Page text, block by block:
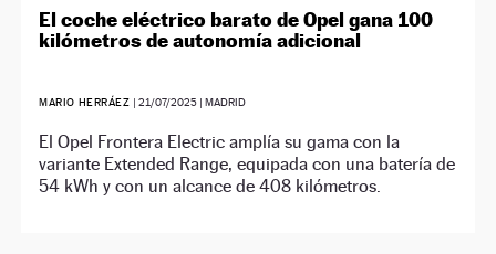
El coche eléctrico barato de Opel gana 100
kilómetros de autonomía adicional
MARIO HERRÁEZ | 21/07/2025| MADRID
El Opel Frontera Electric amplía su gama con la
variante Extended Range, equipada con una batería de
54 kWh y con un alcance de 408 kilómetros.